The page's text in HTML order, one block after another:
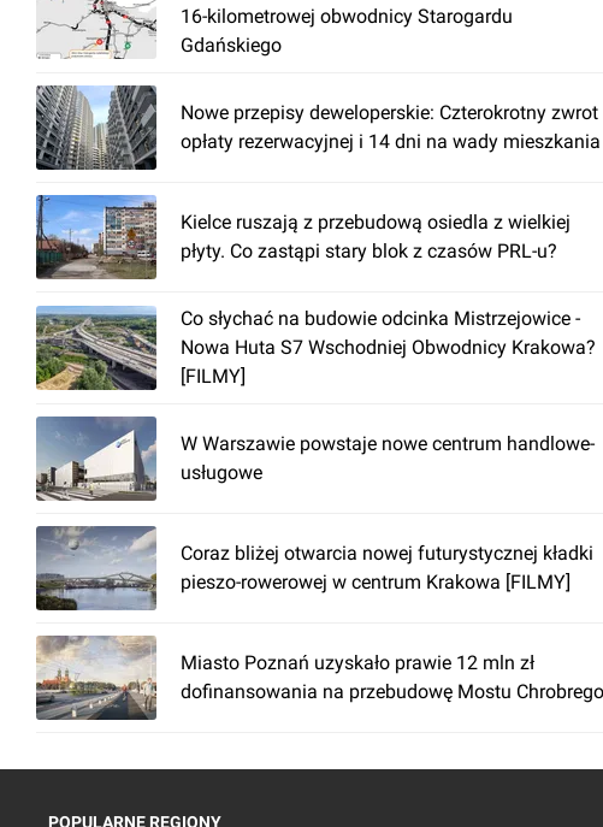
16-kilometrowej obwodnicy Starogardu
Gdańskiego
Nowe przepisy deweloperskie: Czterokrotny zwrot
opłaty rezerwacyjnej i 14 dni na wady mieszkania
Kielce ruszają z przebudową osiedla z wielkiej
płyty. Co zastąpi stary blok z czasów PRL-u?
Co słychać na budowie odcinka Mistrzejowice -
Nowa Huta S7 Wschodniej Obwodnicy Krakowa?
[FILMY]
W Warszawie powstaje nowe centrum handlowe-
usługowe
Coraz bliżej otwarcia nowej futurystycznej kładki
pieszo-rowerowej w centrum Krakowa [FILMY]
Miasto Poznań uzyskało prawie 12 mln zł
dofinansowania na przebudowę Mostu Chrobrego
POPULARNE REGIONY